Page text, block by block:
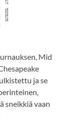
Mid
ja se
sneikkiä vaan